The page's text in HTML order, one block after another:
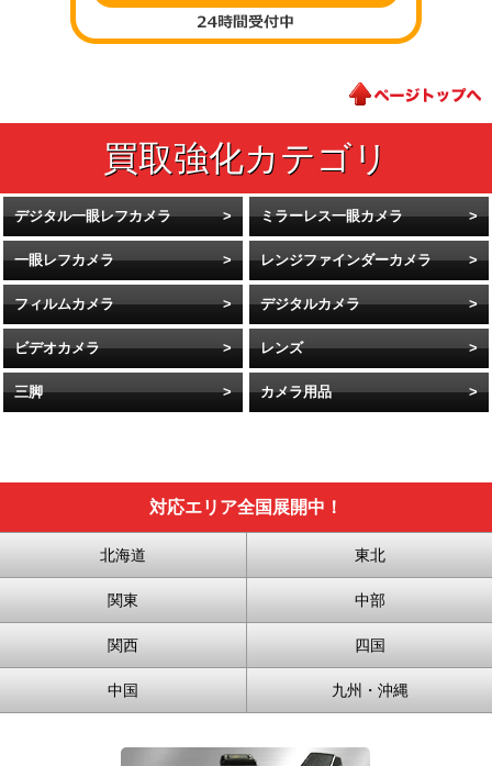
デジタル一眼レフカメラ ミラーレス一眼カメラ
一眼レフカメラ レンジファインダーカメラ
フィルムカメラ デジタルカメラ
ビデオカメラ レンズ
三脚 カメラ用品
対応エリア全国展開中！
北海道 東北
関東 中部
関西 四国
中国 九州・沖縄